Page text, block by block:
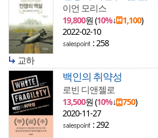
이언 모리스
19,800원 (10%↓ 1,100)
2022-02-10
: 258
교하
백인의 취약성
로빈 디앤젤로
13,500원 (10%↓ 750)
2020-11-27
: 292